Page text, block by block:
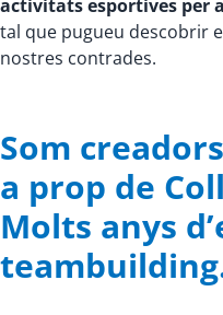
activitats esportives per
tal que pugueu descobrir
nostres contrades.
Som
a prop de
Molts anys